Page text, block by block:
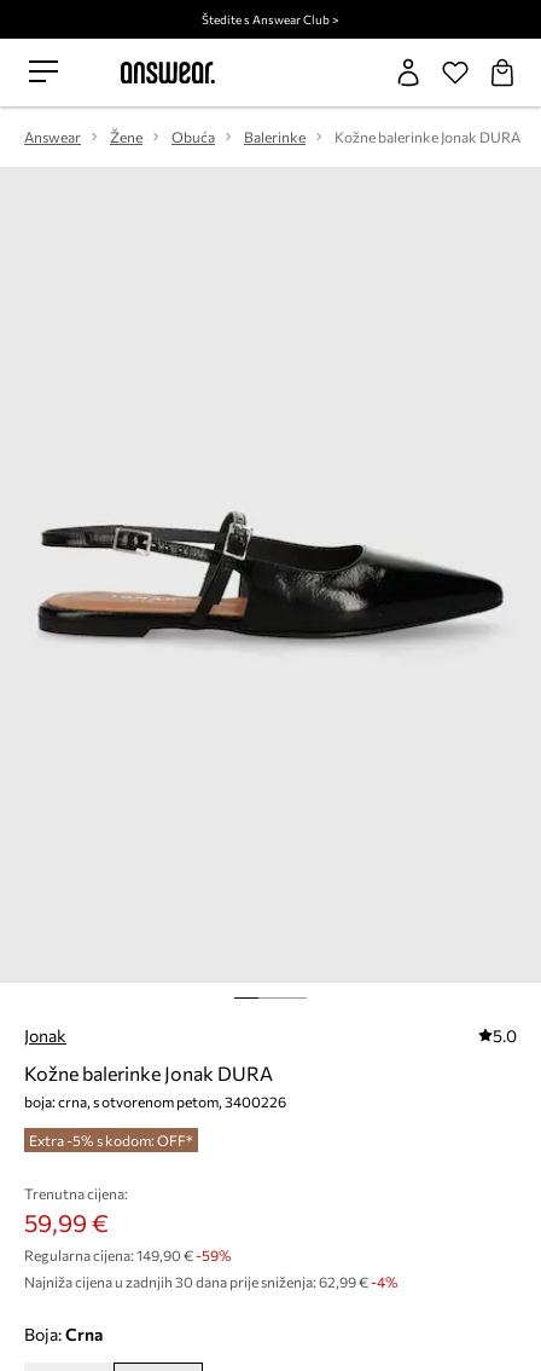
Štedite s Answear Club >
Answear Žene Obuća Balerinke Kožne balerinke Jonak DURA
Jonak 5.0
Kožne balerinke Jonak DURA
boja: crna, s otvorenom petom, 3400226
Extra -5% s kodom: OFF*
Trenutna cijena:
59,99 €
Regularna cijena: 149,90 €-59%
Najniža cijena u zadnjih 30 dana prije sniženja: 62,99 € -4%
Boja: crna